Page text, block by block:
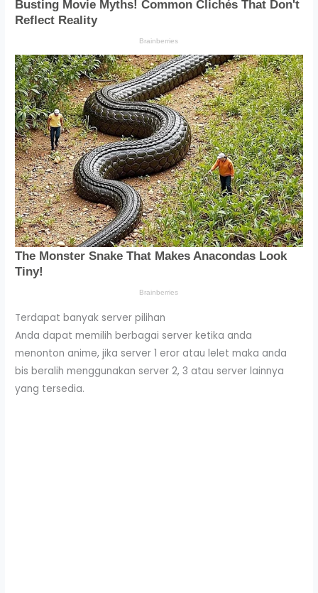
Terdapat banyak server pilihan
Anda dapat memilih berbagai server ketika anda
menonton anime, jika server 1 eror atau lelet maka anda
bis beralih menggunakan server 2, 3 atau server lainnya
yang tersedia.